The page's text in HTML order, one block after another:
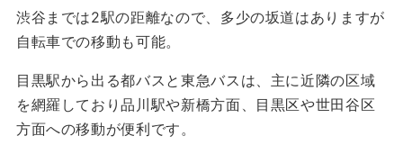
渋谷までは2駅の距離なので、多少の坂道はありますが
自転車での移動も可能。
目黒駅から出る都バスと東急バスは、主に近隣の区域
を網羅しており品川駅や新橋方面、目黒区や世田谷区
方面への移動が便利です。